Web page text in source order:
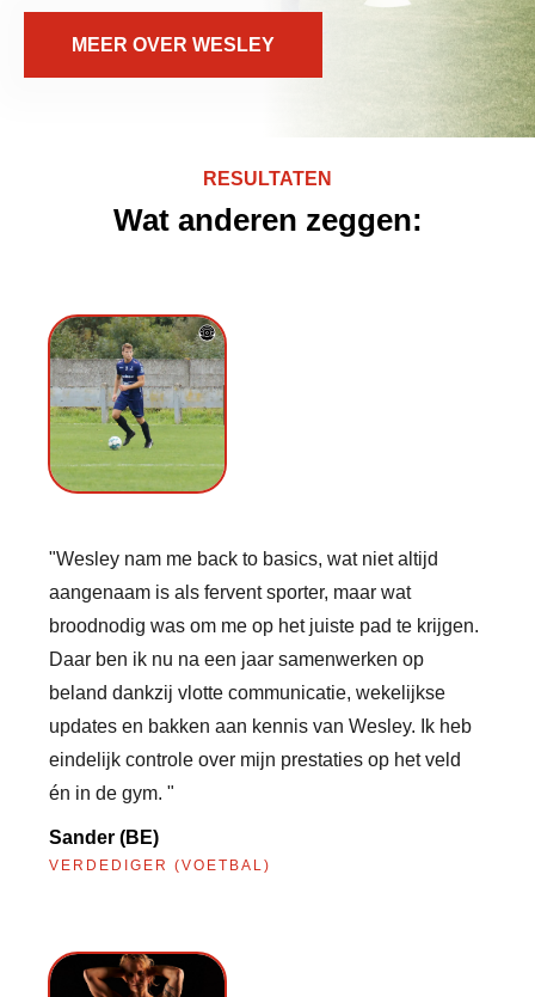
MEER OVER WESLEY
RESULTATEN
Wat anderen zeggen:
"Wesley nam me back to basics, wat niet altijd
aangenaam is als fervent sporter, maar wat
broodnodig was om me op het juiste pad te krijgen.
Daar ben ik nu na een jaar samenwerken op
beland dankzij vlotte communicatie, wekelijkse
updates en bakken aan kennis van Wesley. Ik heb
eindelijk controle over mijn prestaties op het veld
én in de gym. "
Sander (BE)
VERDEDIGER (VOETBAL)